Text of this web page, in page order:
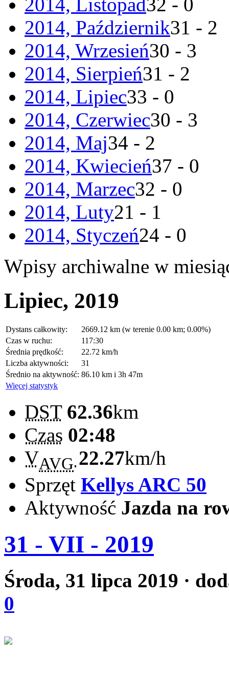
2014, Październik31 - 2
2014, Wrzesień30 - 3
2014, Sierpień31 - 2
2014, Lipiec33 - 0
2014, Czerwiec30 - 3
2014, Maj34 - 2
2014, Kwiecień37 - 0
2014, Marzec32 - 0
2014, Luty21 - 1
2014, Styczeń24 - 0
Wpisy archiwalne w
Lipiec, 2019
Dystans całkowity:
2669.12 km (w terenie 0.00 km; 0.00%)
Czas w ruchu:
117:30
Średnia prędkość:
22.72 km/h
Liczba aktywności:
31
Średnio na aktywność: 86.10 km i 3h 47m
Więcej statystyk
DST 62.36km
Czas 02:48
VAVG 22.27km/h
Sprzęt Kellys ARC 50
Aktywność Jazda na
31 - VII - 2019
Środa, 31 lipca 2019 ·
0